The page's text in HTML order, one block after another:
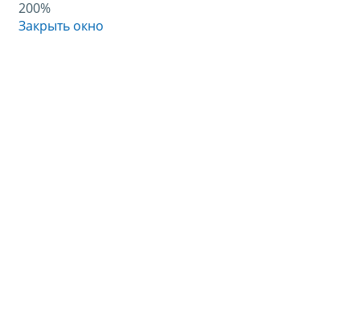
200%
Закрыть окно